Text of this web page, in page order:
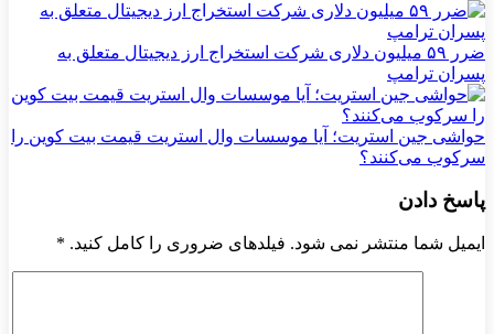
ضرر ۵۹ میلیون دلاری شرکت استخراج ارز دیجیتال متعلق به
پسران ترامپ
حواشی جین استریت؛ آیا موسسات وال استریت قیمت بیت کوین را
سرکوب می‌کنند؟
پاسخ دادن
ایمیل شما منتشر نمی شود. فیلدهای ضروری را کامل کنید. *